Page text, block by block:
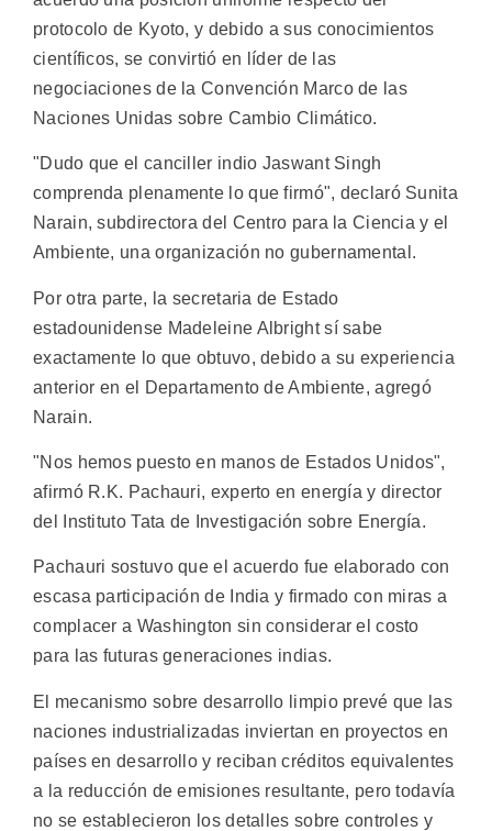
protocolo de Kyoto, y debido a sus conocimientos
científicos, se convirtió en líder de las
negociaciones de la Convención Marco de las
Naciones Unidas sobre Cambio Climático.
"Dudo que el canciller indio Jaswant Singh
comprenda plenamente lo que firmó", declaró Sunita
Narain, subdirectora del Centro para la Ciencia y el
Ambiente, una organización no gubernamental.
Por otra parte, la secretaria de Estado
estadounidense Madeleine Albright sí sabe
exactamente lo que obtuvo, debido a su experiencia
anterior en el Departamento de Ambiente, agregó
Narain.
"Nos hemos puesto en manos de Estados Unidos",
afirmó R.K. Pachauri, experto en energía y director
del Instituto Tata de Investigación sobre Energía.
Pachauri sostuvo que el acuerdo fue elaborado con
escasa participación de India y firmado con miras a
complacer a Washington sin considerar el costo
para las futuras generaciones indias.
El mecanismo sobre desarrollo limpio prevé que las
naciones industrializadas inviertan en proyectos en
países en desarrollo y reciban créditos equivalentes
a la reducción de emisiones resultante, pero todavía
no se establecieron los detalles sobre controles y